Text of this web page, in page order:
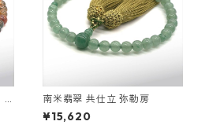
南米翡翠 共仕立 弥勒房
¥15,620